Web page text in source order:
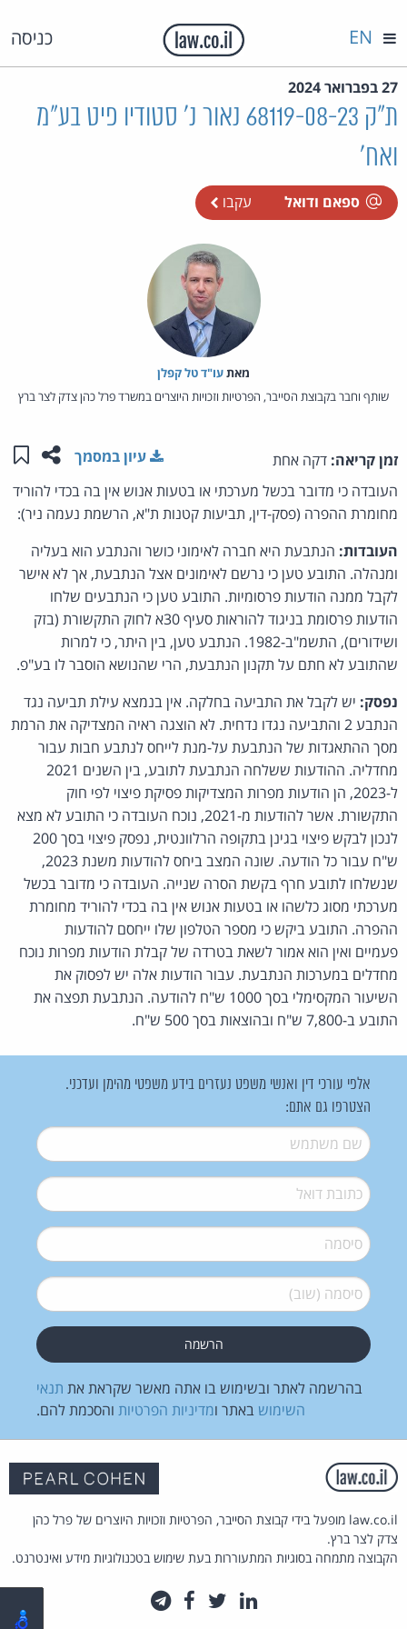
כניסה EN
27 בפברואר 2024
ת"ק 68119-08-23 נאור נ' סטודיו פיט בע"מ
ואח'
ספאם ודואל עקבו
מאת‏עו"ד טל קפלן
שותף וחבר בקבוצת הסייבר, הפרטיות וזכויות היוצרים במשרד פרל כהן צדק לצר ברץ
זמן קריאה: דקה אחת שתפו
עיון במסמך
העובדה כי מדובר בכשל מערכתי או בטעות אנוש אין בה בכדי להוריד
מחומרת ההפרה (פסק-דין, תביעות קטנות ת"א, הרשמת נעמה ניר):
העובדות: הנתבעת היא חברה לאימוני כושר והנתבע הוא בעליה
ומנהלה. התובע טען כי נרשם לאימונים אצל הנתבעת, אך לא אישר
לקבל ממנה הודעות פרסומיות. התובע טען כי הנתבעים שלחו
הודעות פרסומת בניגוד להוראות סעיף 30א לחוק התקשורת (בזק
ושידורים), התשמ"ב-1982. הנתבע טען, בין היתר, כי למרות
שהתובע לא חתם על תקנון הנתבעת, הרי שהנושא הוסבר לו בע"פ.
נפסק: יש לקבל את התביעה בחלקה. אין בנמצא עילת תביעה נגד
הנתבע 2 והתביעה נגדו נדחית. לא הוצגה ראיה המצדיקה את הרמת
מסך ההתאגדות של הנתבעת על-מנת לייחס לנתבע חבות עבור
מחדליה. ההודעות ששלחה הנתבעת לתובע, בין השנים 2021
ל-2023, הן הודעות מפרות המצדיקות פסיקת פיצוי לפי חוק
התקשורת. אשר להודעות מ-2021, נוכח העובדה כי התובע לא מצא
לנכון לבקש פיצוי בגינן בתקופה הרלוונטית, נפסק פיצוי בסך 200
ש"ח עבור כל הודעה. שונה המצב ביחס להודעות משנת 2023,
שנשלחו לתובע חרף בקשת הסרה שנייה. העובדה כי מדובר בכשל
מערכתי מסוג כלשהו או בטעות אנוש אין בה בכדי להוריד מחומרת
ההפרה. התובע ביקש כי מספר הטלפון שלו ייחסם להודעות
פעמיים ואין הוא אמור לשאת בטרדה של קבלת הודעות מפרות נוכח
מחדלים במערכות הנתבעת. עבור הודעות אלה יש לפסוק את
השיעור המקסימלי בסך 1000 ש"ח להודעה. הנתבעת תפצה את
התובע ב-7,800 ש"ח ובהוצאות בסך 500 ש"ח.
אלפי עורכי דין ואנשי משפט נעזרים בידע משפטי מהימן ועדכני.
הצטרפו גם אתם:
שם משתמש*
דואל*
סיסמה*
סיסמה (שוב)*
בהרשמה לאתר ובשימוש בו אתה מאשר שקראת את תנאי
השימוש באתר ומדיניות הפרטיות והסכמת להם.
law.co.il מופעל בידי קבוצת הסייבר, הפרטיות וזכויות היוצרים של פרל כהן
צדק לצר ברץ.
הקבוצה מתמחה בסוגיות המתעוררות בעת שימוש בטכנולוגיות מידע ואינטרנט.
לינקדאין
טוויטרפייסבוק